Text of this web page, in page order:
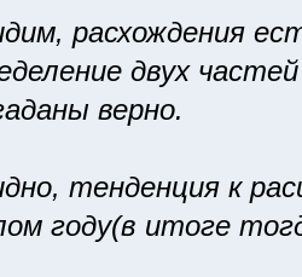
расхождения
двух
верно.
тенденция к
году(в итоге